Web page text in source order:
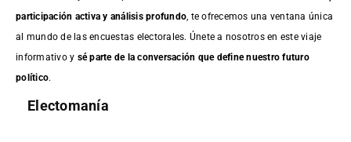
participación activa y análisis profundo , te ofrecemos una ventana única
al mundo de las encuestas electorales. Únete a nosotros en este viaje
informativo y sé parte de la conversación que define nuestro futuro
político.
Electomanía